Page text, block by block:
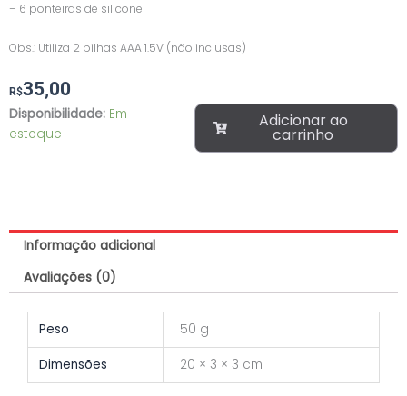
– 6 ponteiras de silicone
Obs.: Utiliza 2 pilhas AAA 1.5V (não inclusas)
R$35,00
Disponibilidade: Em
estoque
Mixer
Agitador
Misturador
Cílios
Adicionar ao
carrinho
Informação adicional
Avaliações (0)
Peso 50 g
Dimensões 20 × 3 × 3 cm